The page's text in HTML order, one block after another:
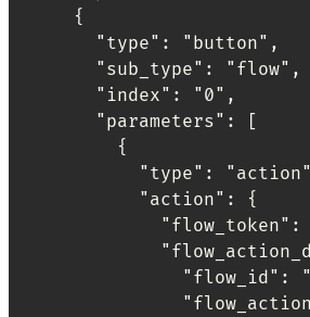
      {
        "type": "button",
        "sub_type": "flow",
        "index": "0",
        "parameters": [
          {
"type":
            "action": {
"flow_token":
"flow_id":